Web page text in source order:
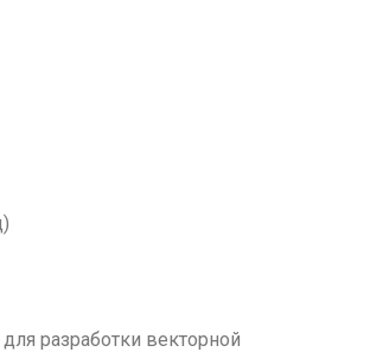
разработки векторной